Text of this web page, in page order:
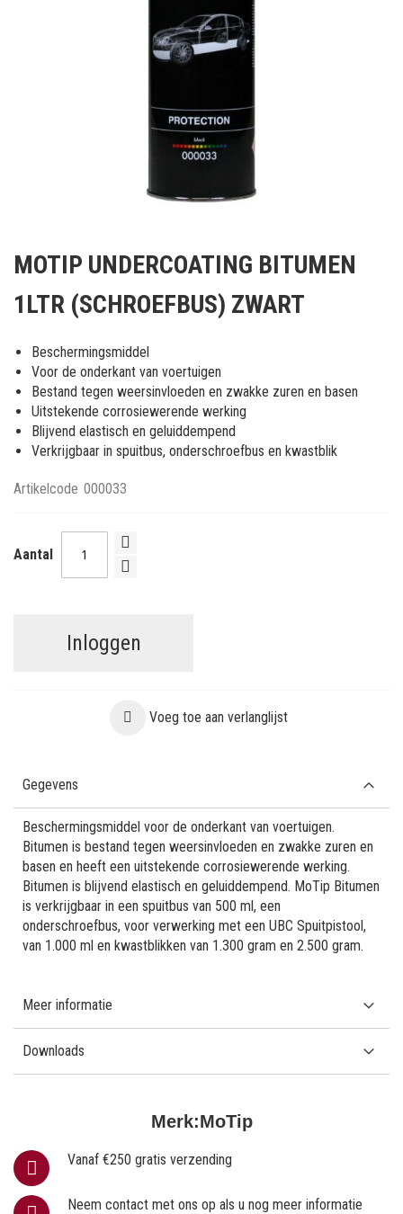
het
van
afbeeldingen-
gallerij
MOTIP UNDERCOATING BITUMEN
1LTR (SCHROEFBUS) ZWART
Beschermingsmiddel
Voor de onderkant van voertuigen
Bestand tegen weersinvloeden en zwakke zuren en basen
Uitstekende corrosiewerende werking
Blijvend elastisch en geluiddempend
Verkrijgbaar in spuitbus, onderschroefbus en kwastblik
Artikelcode 000033
Aantal
Inloggen
Voeg toe aan verlanglijst
Merk:MoTip
Vanaf €250 gratis verzending
Neem contact met ons op als u nog meer informatie
Gegevens
Beschermingsmiddel voor de onderkant van voertuigen.
Bitumen is bestand tegen weersinvloeden en zwakke zuren en
basen en heeft een uitstekende corrosiewerende werking.
Bitumen is blijvend elastisch en geluiddempend. MoTip Bitumen
is verkrijgbaar in een spuitbus van 500 ml, een
onderschroefbus, voor verwerking met een UBC Spuitpistool,
van 1.000 ml en kwastblikken van 1.300 gram en 2.500 gram.
Meer informatie
Downloads